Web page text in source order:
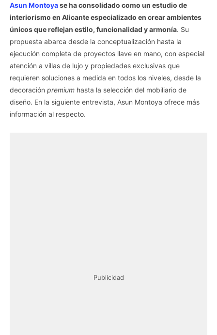
Asun Montoyase ha consolidado como un estudio de
interiorismo en Alicante especializado en crear ambientes
únicos que reflejan estilo, funcionalidad y armonía. Su
propuesta abarca desde la conceptualización hasta la
ejecución completa de proyectos llave en mano, con especial
atención a villas de lujo y propiedades exclusivas que
requieren soluciones a medida en todos los niveles, desde la
decoración premium hasta la selección del mobiliario de
diseño. En la siguiente entrevista, Asun Montoya ofrece más
información al respecto.
Publicidad